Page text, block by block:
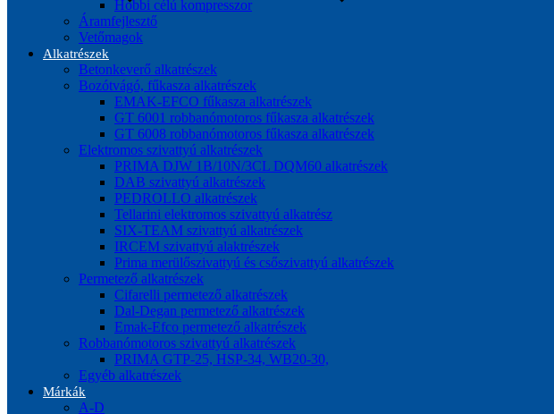
Hobbi célú kompresszor
Áramfejlesztő
Vetőmagok
Alkatrészek
Betonkeverő alkatrészek
Bozótvágó, fűkasza alkatrészek
EMAK-EFCO fűkasza alkatrészek
GT 6001 robbanómotoros fűkasza alkatrészek
GT 6008 robbanómotoros fűkasza alkatrészek
Elektromos szivattyú alkatrészek
PRIMA DJW 1B/10N/3CL DQM60 alkatrészek
DAB szivattyú alkatrészek
PEDROLLO alkatrészek
Tellarini elektromos szivattyú alkatrész
SIX-TEAM szivattyú alkatrészek
IRCEM szivattyú alaktrészek
Prima merülőszivattyú és csőszivattyú alkatrészek
Permetező alkatrészek
Cifarelli permetező alkatrészek
Dal-Degan permetező alkatrészek
Emak-Efco permetező alkatrészek
Robbanómotoros szivattyú alkatrészek
PRIMA GTP-25, HSP-34, WB20-30,
Egyéb alkatrészek
Márkák
A-D